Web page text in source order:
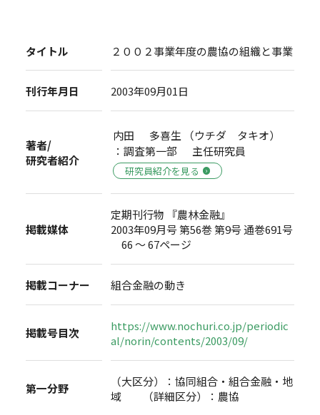
タイトル ２００２事業年度の農協の組織と事業
刊行年月日 2003年09月01日
著者/
研究者紹介
内田 多喜生 （ウチダ タキオ）
：調査第一部 主任研究員
研究員紹介を見る
掲載媒体
定期刊行物 『農林金融』
2003年09月号 第56巻 第9号 通巻691号
66 ～ 67ページ
掲載コーナー 組合金融の動き
掲載号目次
https://www.nochuri.co.jp/periodic
al/norin/contents/2003/09/
第一分野
（大区分）：協同組合・組合金融・地
域 （詳細区分）：農協